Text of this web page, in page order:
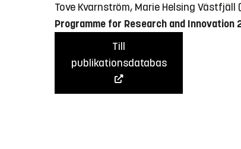
Tove Kvarnström, Marie Helsing
Programme for Research and Innovation
Till
publikationsdatabas